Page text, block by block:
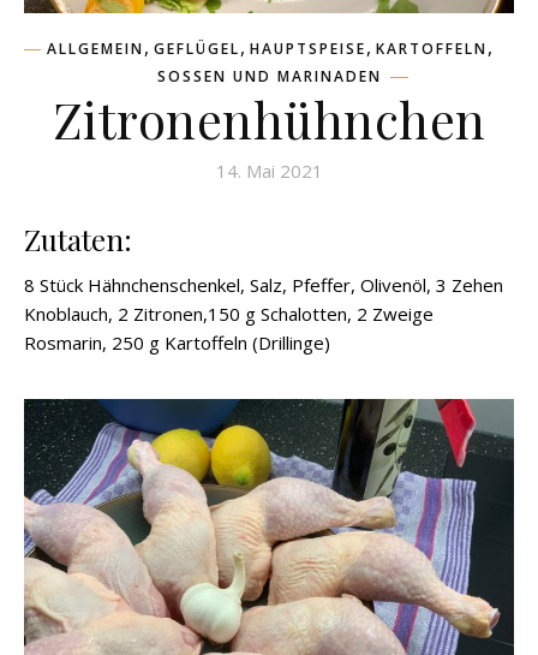
ALLGEMEIN, GEFLÜGEL, HAUPTSPEISE, KARTOFFELN,
SOSSEN UND MARINADEN
Zitronenhühnchen
14. Mai 2021
Zutaten:
8 Stück Hähnchenschenkel, Salz, Pfeffer, Olivenöl, 3 Zehen
Knoblauch, 2 Zitronen,150 g Schalotten, 2 Zweige
Rosmarin, 250 g Kartoffeln (Drillinge)